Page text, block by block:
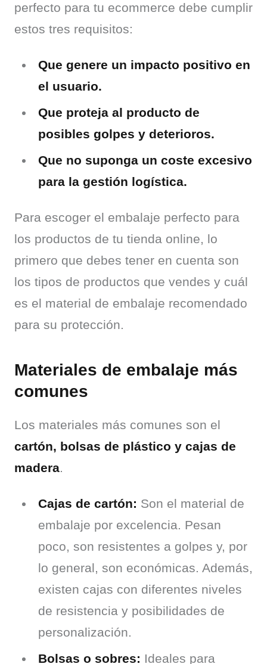
perfecto para tu ecommerce debe cumplir
estos tres requisitos:
Que genere un impacto positivo en
el usuario.
Que proteja al producto de
posibles golpes y deterioros.
Que no suponga un coste excesivo
para la gestión logística.
Para escoger el embalaje perfecto para
los productos de tu tienda online, lo
primero que debes tener en cuenta son
los tipos de productos que vendes y cuál
es el material de embalaje recomendado
para su protección.
Materiales de embalaje más
comunes
cartón, bolsas de plástico y cajas de
madera.
Cajas de cartón: Son el material de
embalaje por excelencia. Pesan
poco, son resistentes a golpes y, por
lo general, son económicas. Además,
existen cajas con diferentes niveles
de resistencia y posibilidades de
personalización.
Bolsas o sobres: Ideales para